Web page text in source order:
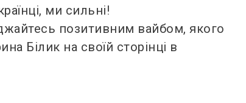
ми сильні!
позитивним вайбом, якого
Білик на своїй сторінці в